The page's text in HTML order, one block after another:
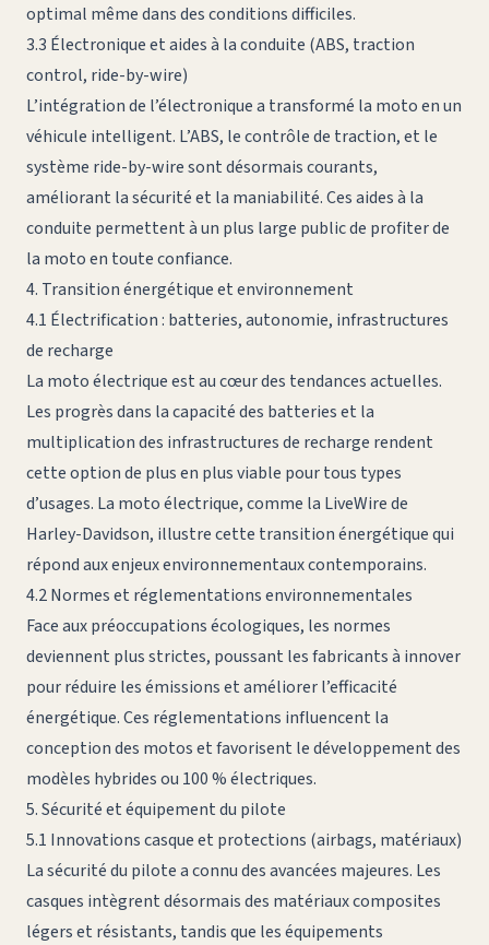
optimal même dans des conditions difficiles.
3.3 Électronique et aides à la conduite (ABS, traction
control, ride-by-wire)
L’intégration de l’électronique a transformé la moto en un
véhicule intelligent. L’ABS, le contrôle de traction, et le
système ride-by-wire sont désormais courants,
améliorant la sécurité et la maniabilité. Ces aides à la
conduite permettent à un plus large public de profiter de
la moto en toute confiance.
4. Transition énergétique et environnement
4.1 Électrification : batteries, autonomie, infrastructures
de recharge
La moto électrique est au cœur des tendances actuelles.
Les progrès dans la capacité des batteries et la
multiplication des infrastructures de recharge rendent
cette option de plus en plus viable pour tous types
d’usages. La moto électrique, comme la LiveWire de
Harley-Davidson, illustre cette transition énergétique qui
répond aux enjeux environnementaux contemporains.
4.2 Normes et réglementations environnementales
Face aux préoccupations écologiques, les normes
deviennent plus strictes, poussant les fabricants à innover
pour réduire les émissions et améliorer l’efficacité
énergétique. Ces réglementations influencent la
conception des motos et favorisent le développement des
modèles hybrides ou 100 % électriques.
5. Sécurité et équipement du pilote
5.1 Innovations casque et protections (airbags, matériaux)
La sécurité du pilote a connu des avancées majeures. Les
casques intègrent désormais des matériaux composites
légers et résistants, tandis que les équipements